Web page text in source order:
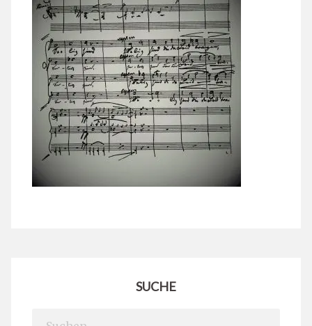
SUCHE
Search